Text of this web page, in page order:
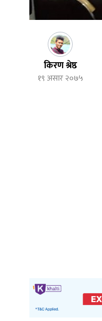
किरण श्रेष्ठ
१९ असार २०७५